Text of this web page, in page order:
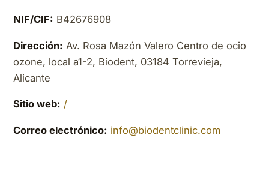
NIF/CIF: B42676908
Dirección: Av. Rosa Mazón Valero Centro de ocio
ozone, local a1-2, Biodent, 03184 Torrevieja,
Alicante
Sitio web: /
Correo electrónico: info@biodentclinic.com